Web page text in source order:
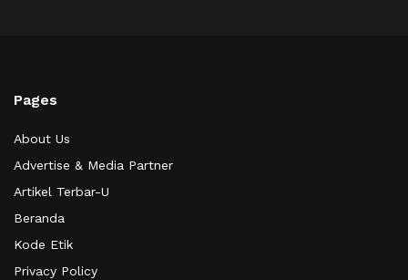
Pages
About Us
Advertise & Media Partner
Artikel Terbar-U
Beranda
Kode Etik
Privacy Policy